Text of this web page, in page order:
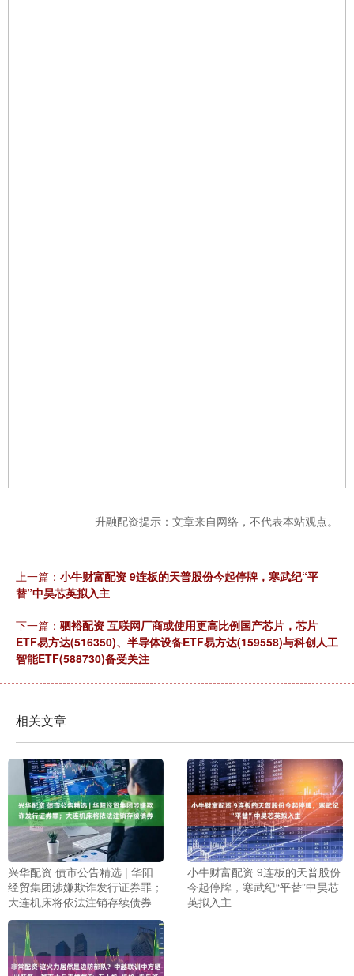
升融配资提示：文章来自网络，不代表本站观点。
上一篇： 小牛财富配资 9连板的天普股份今起停牌，寒武纪“平
替”中昊芯英拟入主
下一篇： 驷裕配资 互联网厂商或使用更高比例国产芯片，芯片
ETF易方达(516350)、半导体设备ETF易方达(159558)与科创人工
智能ETF(588730)备受关注
相关文章
兴华配资 债市公告精选 | 华阳
经贸集团涉嫌欺诈发行证券罪；
大连机床将依法注销存续债券
小牛财富配资 9连板的天普股份
今起停牌，寒武纪“平替”中昊芯
英拟入主